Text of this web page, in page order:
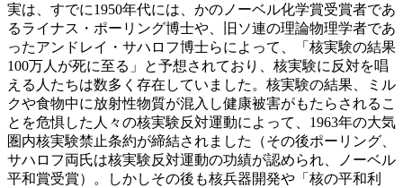
実は、すでに1950年代には、かのノーベル化学賞受賞者であ
るライナス・ポーリング博士や、旧ソ連の理論物理学者であ
ったアンドレイ・サハロフ博士らによって、「核実験の結果
100万人が死に至る」と予想されており、核実験に反対を唱
える人たちは数多く存在していました。核実験の結果、ミル
クや食物中に放射性物質が混入し健康被害がもたらされるこ
とを危惧した人々の核実験反対運動によって、1963年の大気
圏内核実験禁止条約が締結されました（その後ポーリング、
サハロフ両氏は核実験反対運動の功績が認められ、ノーベル
平和賞受賞）。しかしその後も核兵器開発や「核の平和利